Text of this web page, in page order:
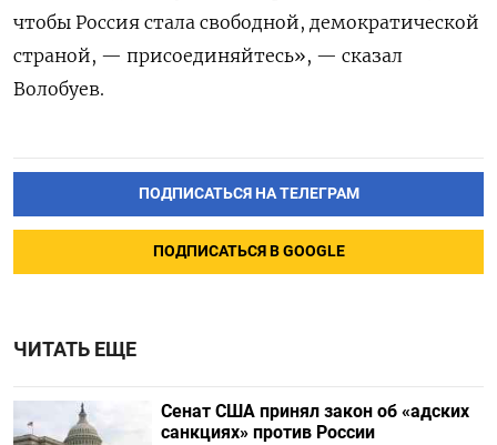
чтобы Россия стала свободной, демократической
страной, — присоединяйтесь», — сказал
Волобуев.
ПОДПИСАТЬСЯ НА ТЕЛЕГРАМ
ПОДПИСАТЬСЯ В GOOGLE
ЧИТАТЬ ЕЩЕ
Сенат США принял закон об «адских
санкциях» против России